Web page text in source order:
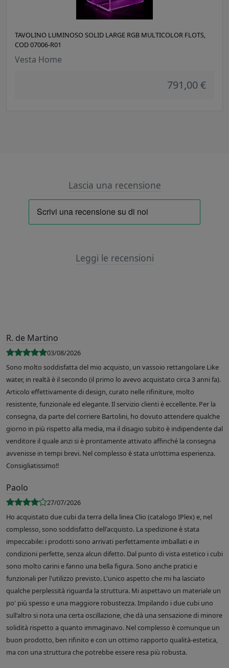
TAVOLINO LUMINOSO SOLID LARGE RGB MULTICOLOR FLOTS,
COD 07006-R01
Vesta Home
791,00 €
Lascia una recensione
Leggi le recensioni
R. de Martino
03/08/2026
Sono molto soddisfatta del mio acquisto, un vassoio rettangolare Like
water, in realtà è il secondo (il primo lo avevo acquistato circa 3 anni fa).
Articolo effettivamente di design, curato nelle rifiniture, molto
resistente, funzionale ed elegante. Il servizio clienti è eccellente. Per la
consegna, da parte del corriere Bartolini, ho dovuto attendere qualche
giorno in più rispetto alla media, ma il disagio subito è indipendente dal
venditore il quale anzi si è prontamente attivato affinché la consegna
avvenisse in tempi brevi. Nel complesso è stata un’ottima esperienza.
Consigliatissimo!!
Paolo
27/07/2026
Ho acquistato due cubi da terra della linea Clio (catalogo IPlex) e, nel
complesso, sono soddisfatto dell'acquisto. La spedizione è stata
impeccabile: i prodotti sono arrivati perfettamente imballati e in
condizioni perfette, senza alcun difetto. Dal punto di vista estetico i cubi
sono molto carini e fanno una bella figura. Sono anche pratici e
funzionali per l'utilizzo previsto. L'unico aspetto che mi ha lasciato
qualche perplessità riguarda la struttura. Mi aspettavo un materiale un
po' più spesso e una maggiore robustezza. Impilando i due cubi uno
sull'altro si nota una certa oscillazione, che dà una sensazione di minore
solidità rispetto a quanto immaginavo. Nel complesso è comunque un
buon prodotto, ben rifinito e con un ottimo rapporto qualità-estetica,
ma con una struttura che potrebbe essere resa più robusta.